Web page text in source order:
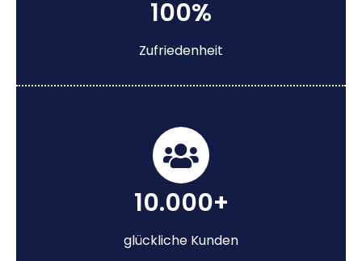
100%
Zufriedenheit
10.000+
glückliche Kunden